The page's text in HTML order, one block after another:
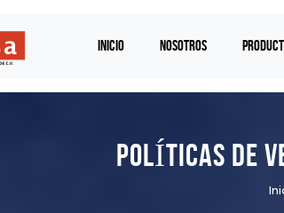
INICIO NOSOTROS
POLÍTICAS DE